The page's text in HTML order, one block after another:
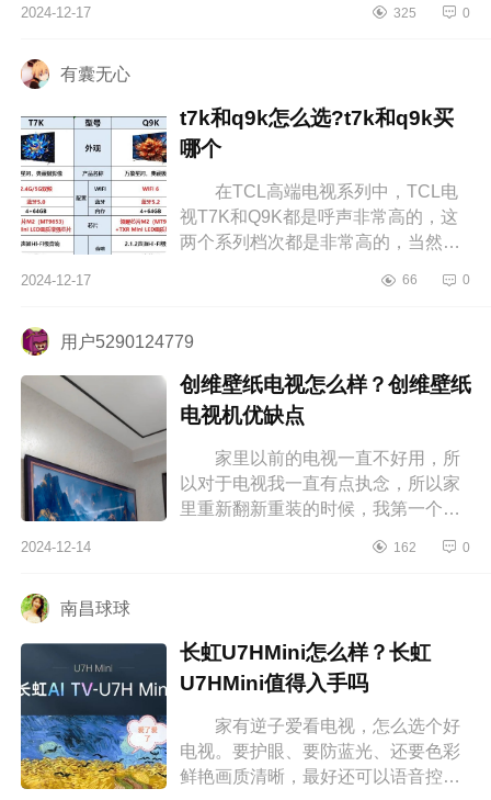
TCLP11K属于什么档次？TCLP11K
2024-12-17 325 0
有囊无心
t7k和q9k怎么选?t7k和q9k买
哪个
在TCL高端电视系列中，TCL电
视T7K和Q9K都是呼声非常高的，这
两个系列档次都是非常高的，当然
也更高，不过很多消费者也非常疑
2024-12-17 66 0
用户5290124779
创维壁纸电视怎么样？创维壁纸
电视机优缺点
家里以前的电视一直不好用，所
以对于电视我一直有点执念，所以家
里重新翻新重装的时候，我第一个就
什么的没什么经验，所以为了用起
2024-12-14 162 0
南昌球球
长虹U7HMini怎么样？长虹
U7HMini值得入手吗
家有逆子爱看电视，怎么选个好
电视。要护眼、要防蓝光、还要色彩
鲜艳画质清晰，最好还可以语音控